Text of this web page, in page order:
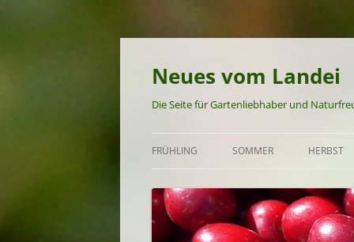
Neues vom Landei
Die Seite für Gartenliebhaber und
FRÜHLING
FRÜHLING
FRÜHLINGS-REZEPTE
SOMMER
FRÜHSOMMER-REZEPTE
HERBST
HERBST-